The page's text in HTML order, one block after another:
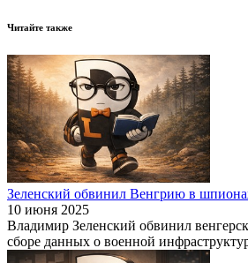
Читайте также
Зеленский обвинил Венгрию в
10 июня 2025
Владимир Зеленский обвинил
сборе данных о военной